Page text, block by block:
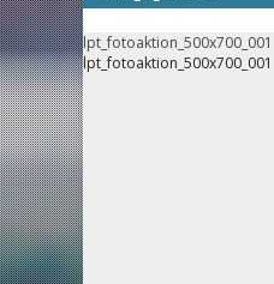
lpt_fotoaktion_500x700_001
lpt_fotoaktion_500x700_001